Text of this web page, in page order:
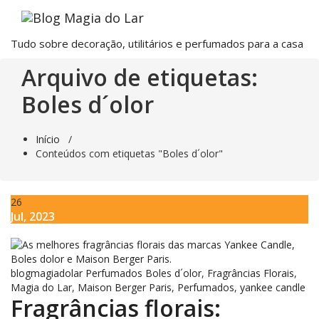
conteúdo
Tudo sobre decoração, utilitários e perfumados para a casa
Arquivo de etiquetas:
Boles d´olor
Início /
Conteúdos com etiquetas "Boles d´olor"
26
Jul, 2023
blogmagiadolar Perfumados Boles d´olor, Fragrâncias Florais,
Magia do Lar, Maison Berger Paris, Perfumados, yankee candle
Fragrâncias florais: